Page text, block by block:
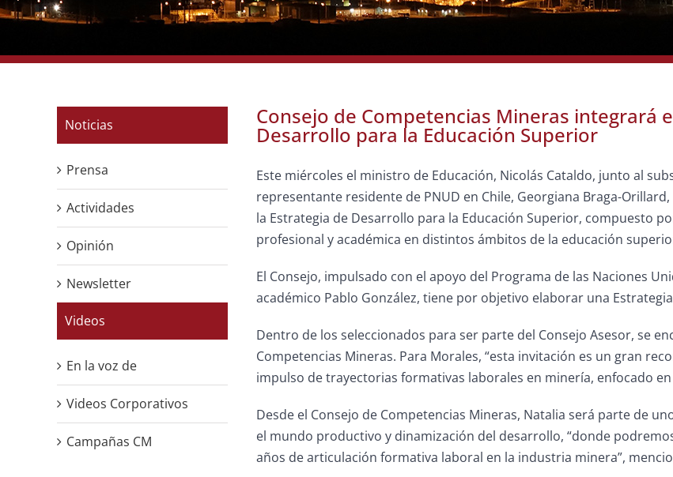
Consejo de Competencias Mineras integrará
Desarrollo para la Educación Superior
Este miércoles el ministro de Educación, Nicolás Cataldo, junto al
representante residente de PNUD en Chile, Georgiana Braga-
la Estrategia de Desarrollo para la Educación Superior, compuesto
profesional y académica en distintos ámbitos de la educación
El Consejo, impulsado con el apoyo del Programa de las Naciones
académico Pablo González, tiene por objetivo elaborar una
Dentro de los seleccionados para ser parte del Consejo Asesor, se
Competencias Mineras. Para Morales, “esta invitación es un gran
impulso de trayectorias formativas laborales en minería, enfocado
Desde el Consejo de Competencias Mineras, Natalia será parte de
el mundo productivo y dinamización del desarrollo, “donde
años de articulación formativa laboral en la industria minera”,
Noticias
Prensa
Actividades
Opinión
Newsletter
Videos
En la voz de
Videos Corporativos
Campañas CM